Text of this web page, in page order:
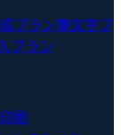
プラン筆文字プ
プラン
刷